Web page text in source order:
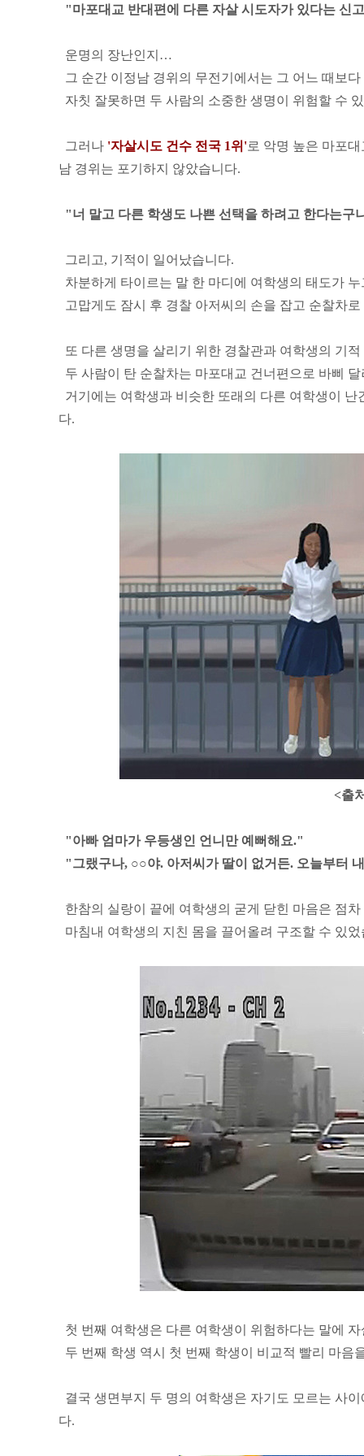
"마포대교 반대편에 다른 자살 시도자가 있다는 신
운명의 장난인지…
그 순간 이정남 경위의 무전기에서는 그 어느 때보
자칫 잘못하면 두 사람의 소중한 생명이 위험할 수
그러나 '자살시도 건수 전국 1위'로 악명 높은 마포
남 경위는 포기하지 않았습니다.
"너 말고 다른 학생도 나쁜 선택을 하려고 한다는
그리고, 기적이 일어났습니다.
차분하게 타이르는 말 한 마디에 여학생의 태도가
고맙게도 잠시 후 경찰 아저씨의 손을 잡고 순찰차
또 다른 생명을 살리기 위한 경찰관과 여학생의 기
두 사람이 탄 순찰차는 마포대교 건너편으로 바삐 달
거기에는 여학생과 비슷한 또래의 다른 여학생이
다.
<출
"아빠 엄마가 우등생인 언니만 예뻐해요."
"그랬구나, ○○야. 아저씨가 딸이 없거든. 오늘부터
한참의 실랑이 끝에 여학생의 굳게 닫힌 마음은 점
마침내 여학생의 지친 몸을 끌어올려 구조할 수 있었
첫 번째 여학생은 다른 여학생이 위험하다는 말에
두 번째 학생 역시 첫 번째 학생이 비교적 빨리 마
결국 생면부지 두 명의 여학생은 자기도 모르는 사
다.